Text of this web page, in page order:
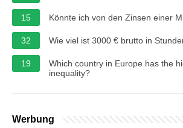
15 Könnte ich von den Zinsen einer
32 Wie viel ist 3000 € brutto in
19
Which country in Europe has the
inequality?
Werbung